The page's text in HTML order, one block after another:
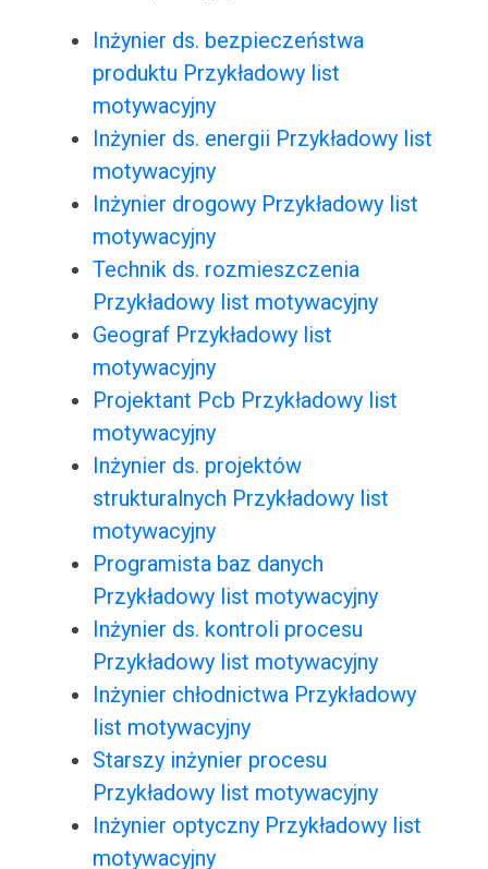
Inżynier ds. bezpieczeństwa
produktu Przykładowy list
motywacyjny
Inżynier ds. energii Przykładowy list
motywacyjny
Inżynier drogowy Przykładowy list
motywacyjny
Technik ds. rozmieszczenia
Przykładowy list motywacyjny
Geograf Przykładowy list
motywacyjny
Projektant Pcb Przykładowy list
motywacyjny
Inżynier ds. projektów
strukturalnych Przykładowy list
motywacyjny
Programista baz danych
Przykładowy list motywacyjny
Inżynier ds. kontroli procesu
Przykładowy list motywacyjny
Inżynier chłodnictwa Przykładowy
list motywacyjny
Starszy inżynier procesu
Przykładowy list motywacyjny
Inżynier optyczny Przykładowy list
motywacyjny